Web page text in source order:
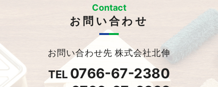
Contact
お問い合わせ
お問い合わせ先 株式会社北伸
TEL 0766-67-2380